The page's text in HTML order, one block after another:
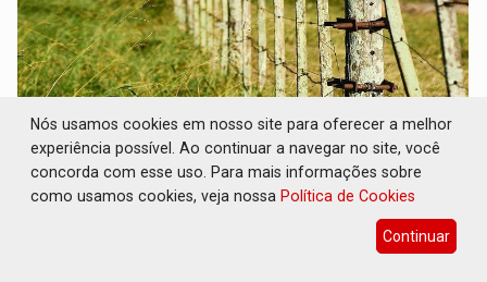
BAIRRO TEIXEIRÃO: MPF cobra
regularização fundiária da comunidade
Nós usamos cookies em nosso site para oferecer a melhor
experiência possível. Ao continuar a navegar no site, você
concorda com esse uso. Para mais informações sobre
como usamos cookies, veja nossa Política de Cookies
Continuar